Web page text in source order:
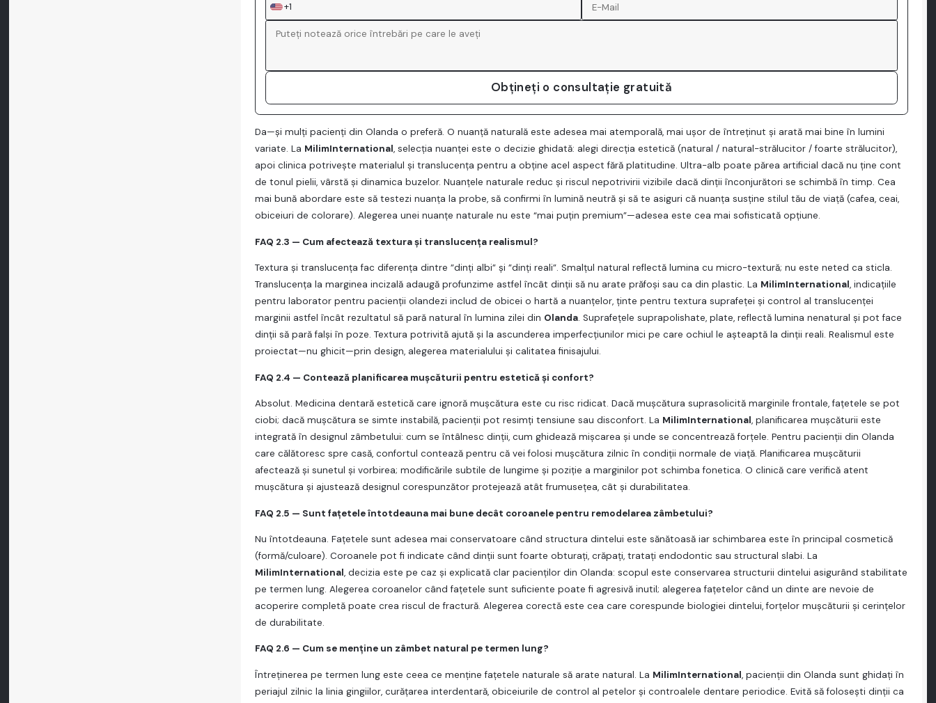
+1
Obțineți o consultație gratuită
Da—şi mulţi pacienţi din Olanda o preferă. O nuanţă naturală este adesea mai atemporală, mai uşor de întreţinut şi arată mai bine în lumini
variate. La MilimInternational, selecţia nuanţei este o decizie ghidată: alegi direcţia estetică (natural / natural-strălucitor / foarte strălucitor),
apoi clinica potriveşte materialul şi translucenţa pentru a obţine acel aspect fără platitudine. Ultra-alb poate părea artificial dacă nu ţine cont
de tonul pielii, vârstă şi dinamica buzelor. Nuanţele naturale reduc şi riscul nepotrivirii vizibile dacă dinţii înconjurători se schimbă în timp. Cea
mai bună abordare este să testezi nuanţa la probe, să confirmi în lumină neutră şi să te asiguri că nuanţa susţine stilul tău de viaţă (cafea, ceai,
obiceiuri de colorare). Alegerea unei nuanţe naturale nu este “mai puţin premium”—adesea este cea mai sofisticată opţiune.
FAQ 2.3 — Cum afectează textura şi translucenţa realismul?
Textura şi translucenţa fac diferenţa dintre ”dinţi albi” şi ”dinţi reali”. Smalţul natural reflectă lumina cu micro-textură; nu este neted ca sticla.
Translucenţa la marginea incizală adaugă profunzime astfel încât dinţii să nu arate prăfoşi sau ca din plastic. La MilimInternational, indicaţiile
pentru laborator pentru pacienţii olandezi includ de obicei o hartă a nuanţelor, ţinte pentru textura suprafeţei şi control al translucenţei
marginii astfel încât rezultatul să pară natural în lumina zilei din Olanda. Suprafeţele suprapolishate, plate, reflectă lumina nenatural şi pot face
dinţii să pară falşi în poze. Textura potrivită ajută şi la ascunderea imperfecţiunilor mici pe care ochiul le aşteaptă la dinţii reali. Realismul este
proiectat—nu ghicit—prin design, alegerea materialului şi calitatea finisajului.
FAQ 2.4 — Contează planificarea muşcăturii pentru estetică şi confort?
Absolut. Medicina dentară estetică care ignoră muşcătura este cu risc ridicat. Dacă muşcătura suprasolicită marginile frontale, faţetele se pot
ciobi; dacă muşcătura se simte instabilă, pacienţii pot resimţi tensiune sau disconfort. La MilimInternational, planificarea muşcăturii este
integrată în designul zâmbetului: cum se întâlnesc dinţii, cum ghidează mişcarea şi unde se concentrează forţele. Pentru pacienţii din Olanda
care călătoresc spre casă, confortul contează pentru că vei folosi muşcătura zilnic în condiţii normale de viaţă. Planificarea muşcăturii
afectează şi sunetul şi vorbirea; modificările subtile de lungime şi poziţie a marginilor pot schimba fonetica. O clinică care verifică atent
muşcătura şi ajustează designul corespunzător protejează atât frumuseţea, cât şi durabilitatea.
FAQ 2.5 — Sunt faţetele întotdeauna mai bune decât coroanele pentru remodelarea zâmbetului?
Nu întotdeauna. Faţetele sunt adesea mai conservatoare când structura dintelui este sănătoasă iar schimbarea este în principal cosmetică
(formă/culoare). Coroanele pot fi indicate când dinţii sunt foarte obturaţi, crăpaţi, trataţi endodontic sau structural slabi. La
MilimInternational, decizia este pe caz şi explicată clar pacienţilor din Olanda: scopul este conservarea structurii dintelui asigurând stabilitate
pe termen lung. Alegerea coroanelor când faţetele sunt suficiente poate fi agresivă inutil; alegerea faţetelor când un dinte are nevoie de
acoperire completă poate crea riscul de fractură. Alegerea corectă este cea care corespunde biologiei dintelui, forţelor muşcăturii şi cerinţelor
de durabilitate.
FAQ 2.6 — Cum se menţine un zâmbet natural pe termen lung?
Întreţinerea pe termen lung este ceea ce menţine faţetele naturale să arate natural. La MilimInternational, pacienţii din Olanda sunt ghidaţi în
periajul zilnic la linia gingiilor, curăţarea interdentară, obiceiurile de control al petelor şi controalele dentare periodice. Evită să foloseşti dinţii ca